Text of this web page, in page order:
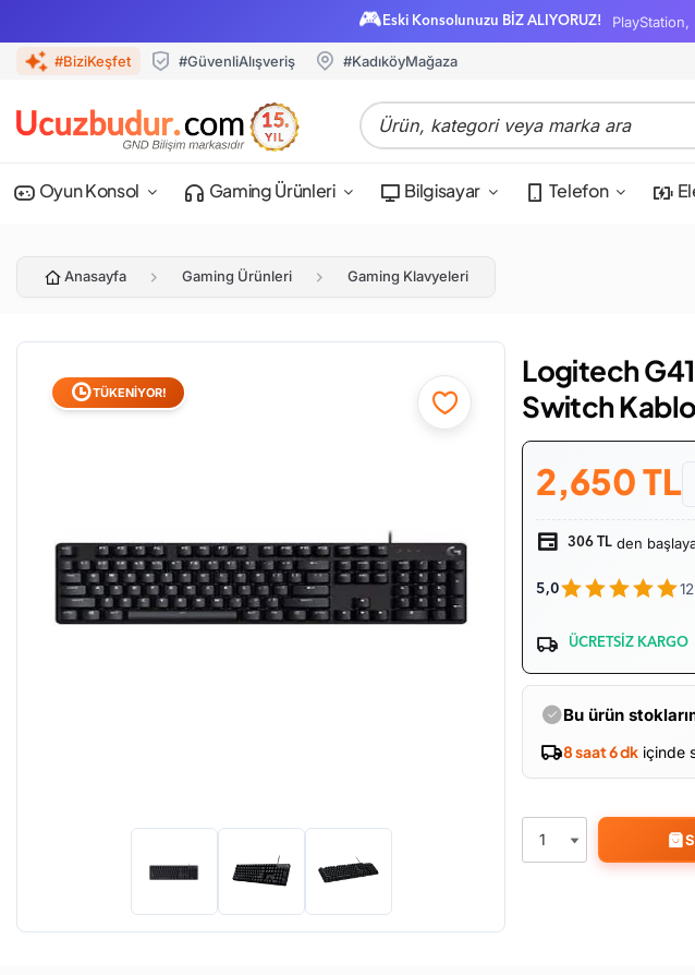
🎮 Eski Konsolunuzu BİZ ALIYORUZ!
#BiziKeşfet #GüvenliAlışveriş #KadıköyMağaza
Oyun Konsol Gaming Ürünleri Bilgisayar Telefon
Anasayfa Gaming Ürünleri Gaming Klavyeleri
TÜKENİYOR!
Logitech
Switch
2,650TL
306 TL den
5,0
ÜCRETSİZ KARGO
Bu ürün
8 saat 6 dk içinde